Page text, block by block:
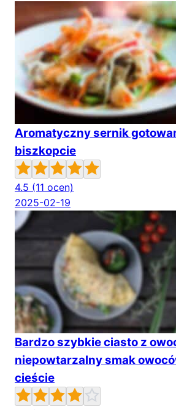
Aromatyczny sernik
biszkopcie
4.5 (11 ocen)
2025-02-19
Bardzo szybkie ciasto z
niepowtarzalny smak
cieście